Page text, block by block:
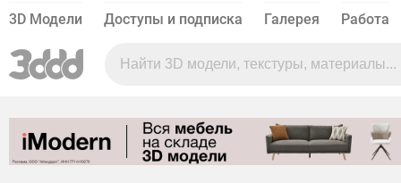
3D Модели Доступы и подписка Галерея Работа